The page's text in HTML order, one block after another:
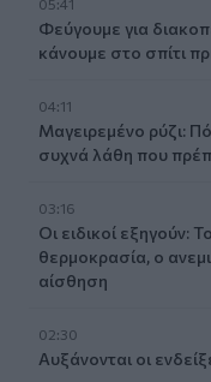
05:41
Φεύγουμε για
κάνουμε στο σπίτι
04:11
Μαγειρεμένο ρύζι:
συχνά λάθη που
03:16
Οι ειδικοί εξηγούν:
θερμοκρασία, ο
αίσθηση
02:30
Αυξάνονται οι